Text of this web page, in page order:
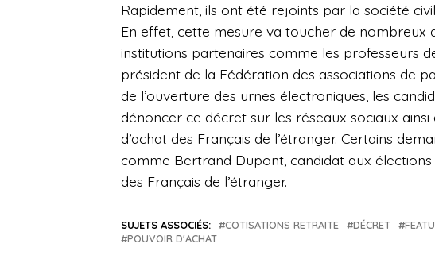
Rapidement, ils ont été rejoints par la société
En effet, cette mesure va toucher de nombreux
institutions partenaires comme les professeurs
président de la Fédération des associations de
de l’ouverture des urnes électroniques, les
dénoncer ce décret sur les réseaux sociaux
d’achat des Français de l’étranger. Certains
comme Bertrand Dupont, candidat aux
des Français de l’étranger.
SUJETS ASSOCIÉS: COTISATIONS RETRAITE DÉCRET
POUVOIR D'ACHAT